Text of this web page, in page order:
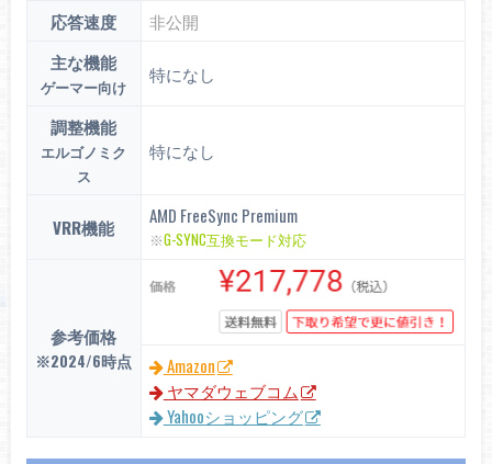
応答速度
非公開
主な機能
ゲーマー向け
特になし
調整機能
エルゴノミク
ス
特になし
VRR機能 AMD FreeSync Premium
※G-SYNC互換モード対応
参考価格
※2024/6時点
Amazon
ヤマダウェブコム
Yahooショッピング